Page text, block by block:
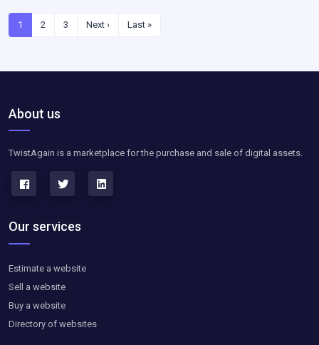
1 2 3 Next › Last »
About us
TwistAgain is a marketplace for the purchase and sale of digital assets.
Our services
Estimate a website
Sell a website
Buy a website
Directory of websites